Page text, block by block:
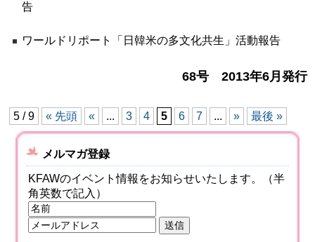
告
ワールドリポート「日韓米の多文化共生」活動報告
68号 2013年6月発行
5 / 9 « 先頭 « ... 3 4 5 6 7 ... » 最後 »
メルマガ登録
KFAWのイベント情報をお知らせいたします。（半
角英数で記入）